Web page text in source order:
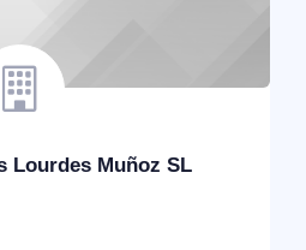
Lourdes Muñoz SL